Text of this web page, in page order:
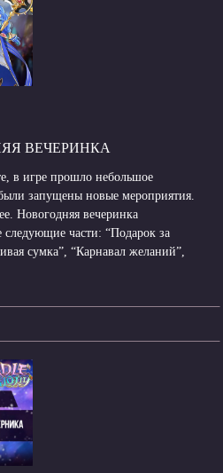
ВЕЧЕРИНКА
в игре прошло небольшое
запущены новые мероприятия.
Новогодняя вечеринка
части: “Подарок за
сумка”, “Карнавал желаний”,